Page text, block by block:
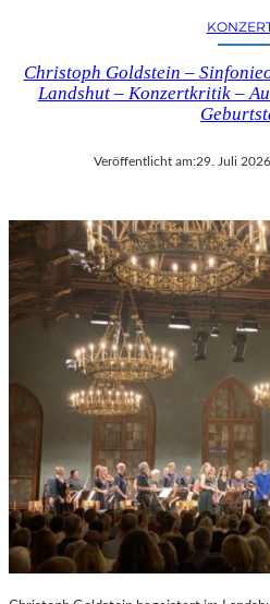
Christoph Goldstein –
Landshut – Konzertkritik –
Veröffentlicht am:29. Juli 2026